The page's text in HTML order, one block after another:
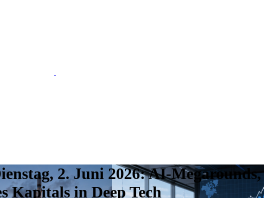
2. Juni 2026: AI-Megarounds,
in Deep Tech